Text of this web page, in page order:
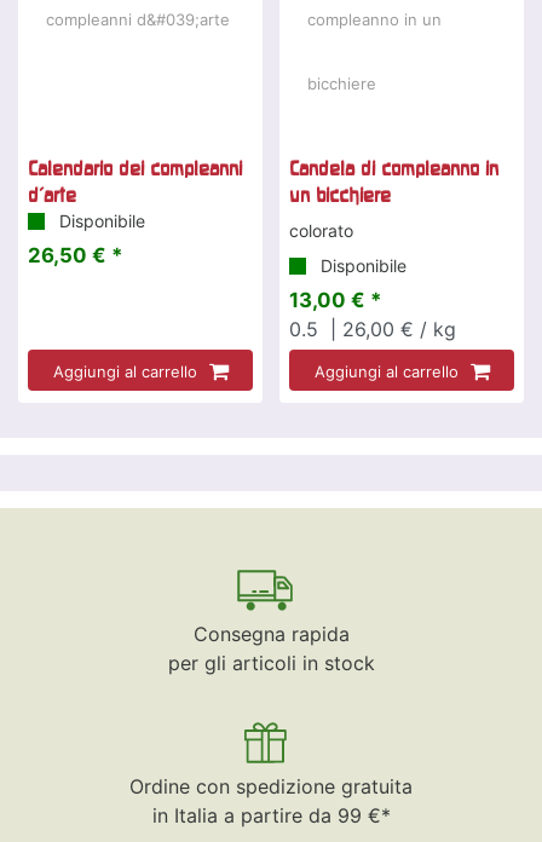
Calendario dei compleanni
d'arte
Disponibile
26,50 € *
Aggiungi al carrello
Candela di compleanno in
un bicchiere
colorato
Disponibile
13,00 € *
0.5
| 26,00 € / kg
Aggiungi al carrello
Consegna rapida
per gli articoli in stock
Ordine con spedizione gratuita
in Italia a partire da 99 €*